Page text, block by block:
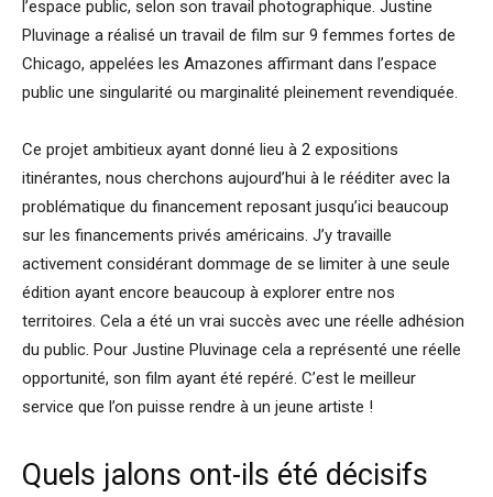
l’espace public, selon son travail photographique. Justine
Pluvinage a réalisé un travail de film sur 9 femmes fortes de
Chicago, appelées les Amazones affirmant dans l’espace
public une singularité ou marginalité pleinement revendiquée.
Ce projet ambitieux ayant donné lieu à 2 expositions
itinérantes, nous cherchons aujourd’hui à le rééditer avec la
problématique du financement reposant jusqu’ici beaucoup
sur les financements privés américains. J’y travaille
activement considérant dommage de se limiter à une seule
édition ayant encore beaucoup à explorer entre nos
territoires. Cela a été un vrai succès avec une réelle adhésion
du public. Pour Justine Pluvinage cela a représenté une réelle
opportunité, son film ayant été repéré. C’est le meilleur
service que l’on puisse rendre à un jeune artiste !
Quels jalons ont-ils été décisifs